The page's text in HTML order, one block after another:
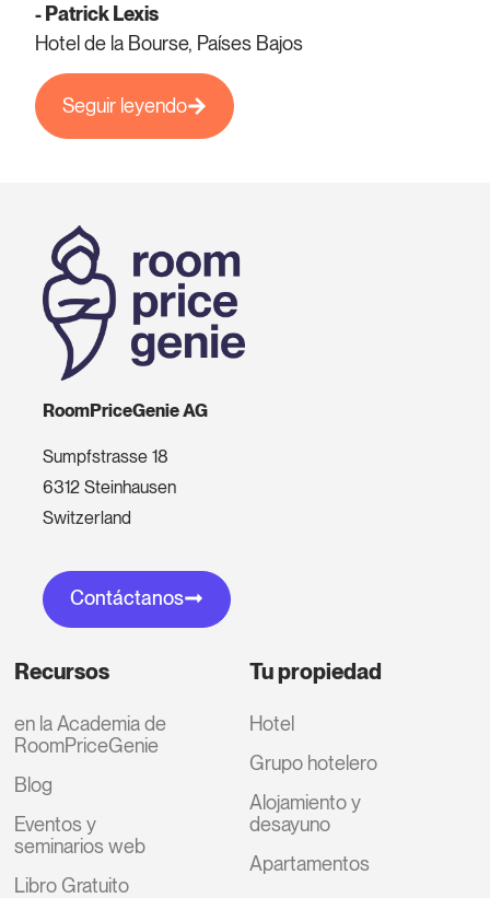
- Patrick Lexis
Hotel de la Bourse, Países Bajos
Seguir leyendo
RoomPriceGenie AG
Sumpfstrasse 18
6312 Steinhausen
Switzerland
Contáctanos
Recursos
en la Academia de
RoomPriceGenie
Blog
Eventos y
seminarios web
Libro Gratuito
Tu propiedad
Hotel
Grupo hotelero
Alojamiento y
desayuno
Apartamentos